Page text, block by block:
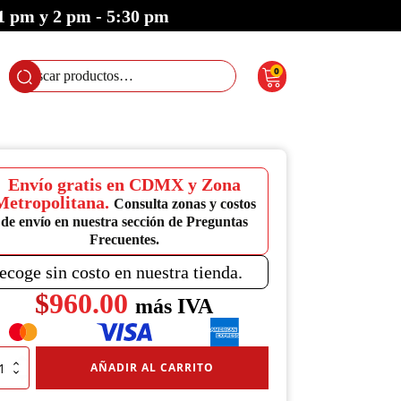
pm y 2 pm - 5:30 pm
Buscar
por:
0
Envío gratis en CDMX y Zona
Consulta zonas y costos
de envío en nuestra sección de Preguntas
Frecuentes.
sin costo en nuestra tienda.
$960.00 más IVA
AÑADIR AL CARRITO